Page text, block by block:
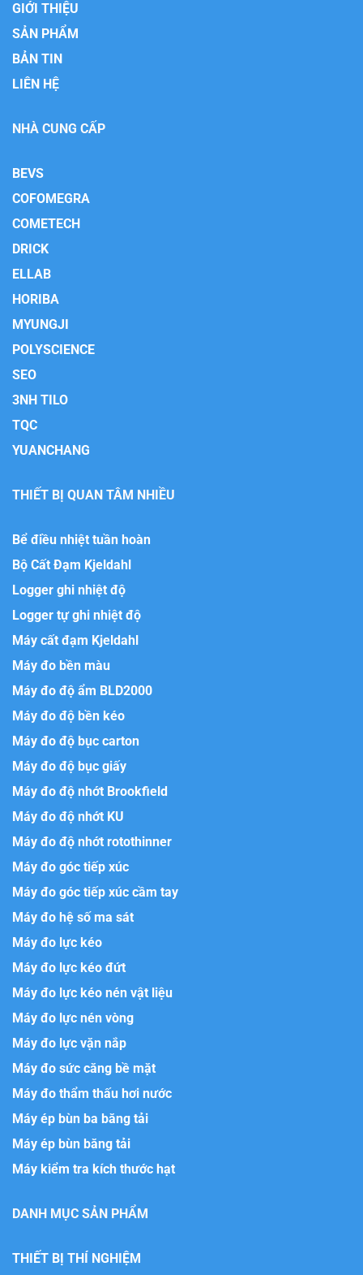
GIỚI THIỆU
SẢN PHẨM
BẢN TIN
LIÊN HỆ
NHÀ CUNG CẤP
BEVS
COFOMEGRA
COMETECH
DRICK
ELLAB
HORIBA
MYUNGJI
POLYSCIENCE
SEO
3NH TILO
TQC
YUANCHANG
THIẾT BỊ QUAN TÂM NHIỀU
Bể điều nhiệt tuần hoàn
Bộ Cất Đạm Kjeldahl
Logger ghi nhiệt độ
Logger tự ghi nhiệt độ
Máy cất đạm Kjeldahl
Máy đo bền màu
Máy đo độ ẩm BLD2000
Máy đo độ bền kéo
Máy đo độ bục carton
Máy đo độ bục giấy
Máy đo độ nhớt Brookfield
Máy đo độ nhớt KU
Máy đo độ nhớt rotothinner
Máy đo góc tiếp xúc
Máy đo góc tiếp xúc cầm tay
Máy đo hệ số ma sát
Máy đo lực kéo
Máy đo lực kéo đứt
Máy đo lực kéo nén vật liệu
Máy đo lực nén vòng
Máy đo lực vặn nắp
Máy đo sức căng bề mặt
Máy đo thẩm thấu hơi nước
Máy ép bùn ba băng tải
Máy ép bùn băng tải
Máy kiểm tra kích thước hạt
DANH MỤC SẢN PHẨM
THIẾT BỊ THÍ NGHIỆM